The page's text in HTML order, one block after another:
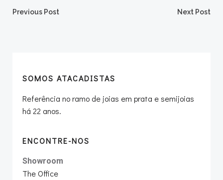
Post
Previous Post Next Post
SOMOS ATACADISTAS
Referência no ramo de joias em prata e semijoias
há 22 anos.
ENCONTRE-NOS
Showroom
The Office